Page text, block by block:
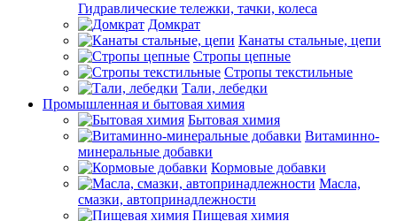
Гидравлические тележки, тачки, колеса
Домкрат
Канаты стальные, цепи
Стропы цепные
Стропы текстильные
Тали, лебедки
Промышленная и бытовая химия
Бытовая химия
Витаминно-
минеральные добавки
Кормовые добавки
Масла,
смазки, автопринадлежности
Пищевая химия